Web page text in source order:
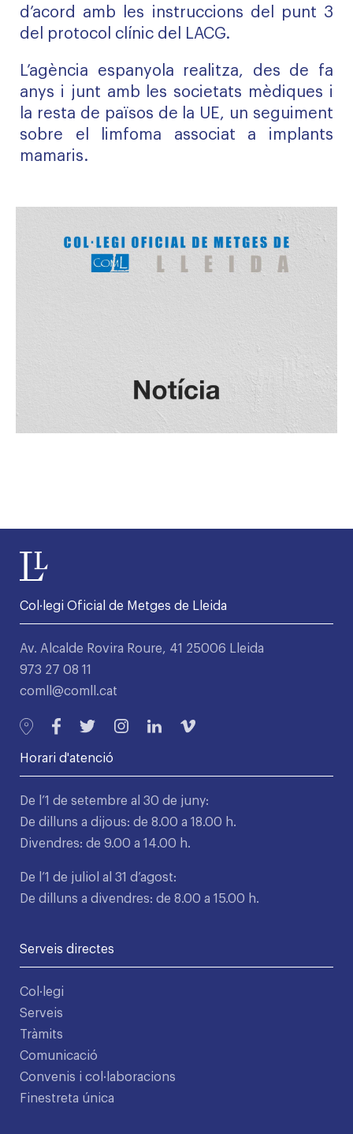
d’acord amb les instruccions del punt 3
del protocol clínic del LACG.
L’agència espanyola realitza, des de fa
anys i junt amb les societats mèdiques i
la resta de països de la UE, un seguiment
sobre el limfoma associat a implants
mamaris.
Col·legi Oficial de Metges de Lleida
Av. Alcalde Rovira Roure, 41 25006 Lleida
973 27 08 11
comll@comll.cat
Horari d'atenció
De l’1 de setembre al 30 de juny:
De dilluns a dijous: de 8.00 a 18.00 h.
Divendres: de 9.00 a 14.00 h.
De l’1 de juliol al 31 d’agost:
De dilluns a divendres: de 8.00 a 15.00 h.
Serveis directes
Col·legi
Serveis
Tràmits
Comunicació
Convenis i col·laboracions
Finestreta única